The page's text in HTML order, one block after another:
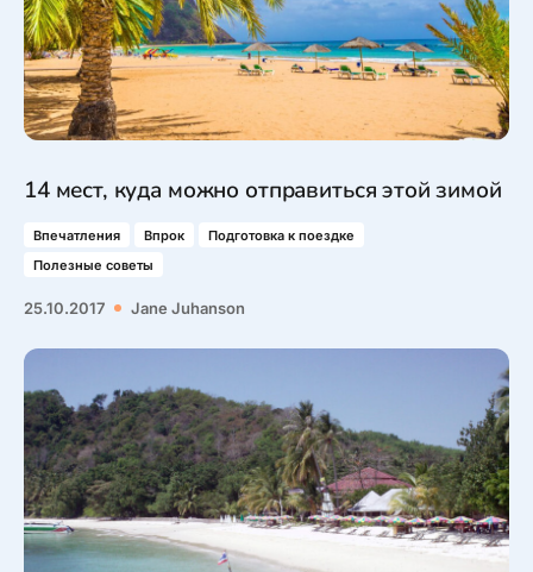
14 мест, куда можно отправиться этой зимой
Впечатления Впрок
Подготовка к поездке
Полезные советы
25.10.2017 Jane Juhanson